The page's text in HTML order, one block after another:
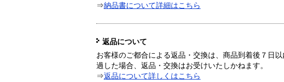
⇒納品書について詳細はこちら
返品について
お客様のご都合による返品・交換は、商品到着後７日
過した場合、返品・交換はお受けいたしかねます。
⇒返品について詳しくはこちら